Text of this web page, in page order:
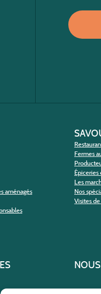
aménagés
Fermes
Les
Nos
Visites